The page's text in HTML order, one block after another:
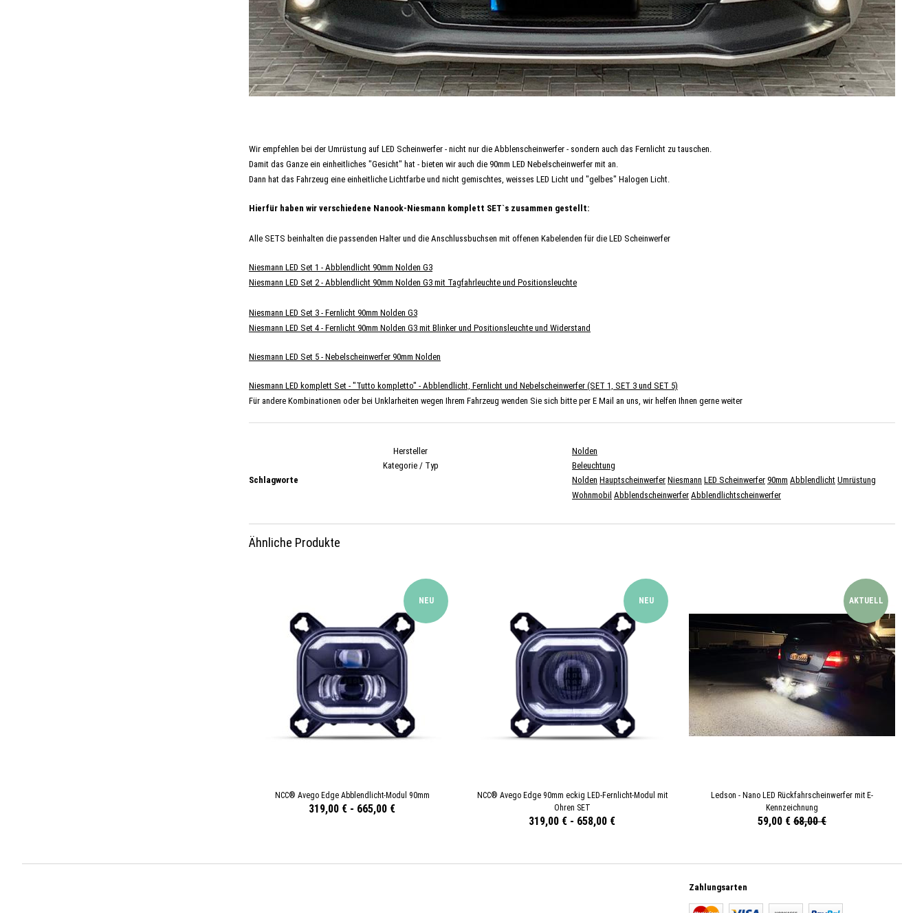
Wir empfehlen bei der Umrüstung auf LED Scheinwerfer - nicht nur die Abblenscheinwerfer - sondern auch das Fernlicht zu tauschen.
Damit das Ganze ein einheitliches "Gesicht" hat - bieten wir auch die 90mm LED Nebelscheinwerfer mit an.
Dann hat das Fahrzeug eine einheitliche Lichtfarbe und nicht gemischtes, weisses LED Licht und "gelbes" Halogen Licht.
Hierfür haben wir verschiedene Nanook-Niesmann komplett SET`s zusammen gestellt:
Alle SETS beinhalten die passenden Halter und die Anschlussbuchsen mit offenen Kabelenden für die LED Scheinwerfer
Niesmann LED Set 1 - Abblendlicht 90mm Nolden G3
Niesmann LED Set 2 - Abblendlicht 90mm Nolden G3 mit Tagfahrleuchte und Positionsleuchte
Niesmann LED Set 3 - Fernlicht 90mm Nolden G3
Niesmann LED Set 4 - Fernlicht 90mm Nolden G3 mit Blinker und Positionsleuchte und Widerstand
Niesmann LED Set 5 - Nebelscheinwerfer 90mm Nolden
Niesmann LED komplett Set - "Tutto kompletto" - Abblendlicht, Fernlicht und Nebelscheinwerfer (SET 1, SET 3 und SET 5)
Für andere Kombinationen oder bei Unklarheiten wegen Ihrem Fahrzeug wenden Sie sich bitte per E Mail an uns, wir helfen Ihnen gerne weiter
Hersteller
Nolden
Kategorie / Typ
Beleuchtung
Schlagworte
Nolden Hauptscheinwerfer Niesmann LED Scheinwerfer 90mm Abblendlicht Umrüstung
Wohnmobil Abblendscheinwerfer Abblendlichtscheinwerfer
Ähnliche Produkte
NEU
NCC® Avego Edge Abblendlicht-Modul 90mm
319,00 € - 665,00 €
NEU
NCC® Avego Edge 90mm eckig LED-Fernlicht-Modul mit
Ohren SET
319,00 € - 658,00 €
AKTUELL
Ledson - Nano LED Rückfahrscheinwerfer mit E-
Kennzeichnung
59,00 € 68,00 €
Zahlungsarten